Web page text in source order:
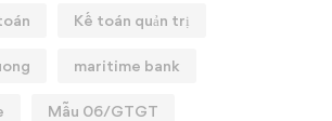
Kế toán quản trị
maritime bank
Mẫu 06/GTGT